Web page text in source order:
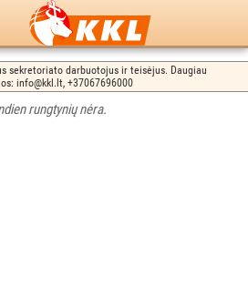
sekretoriato darbuotojus ir teisėjus. Daugiau
info@kkl.lt, +37067696000
rungtynių nėra.